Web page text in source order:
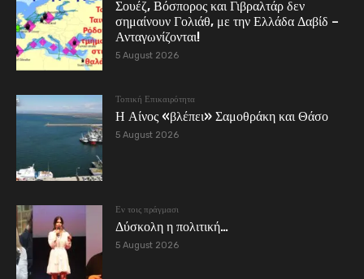
Σουέζ, Βόσπορος και Γιβραλτάρ δεν
σημαίνουν Γολιάθ, με την Ελλάδα Δαβίδ –
Ανταγωνίζονται!
5 August 2026
Τοπική Επικαιρότητα
Η Αίνος «βλέπει» Σαμοθράκη και Θάσο
5 August 2026
Εν τοις πράγμασι
Δύσκολη η πολιτική…
5 August 2026